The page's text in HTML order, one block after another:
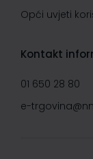
Opći uvjeti
Kontakt
01 650 28 80
e-